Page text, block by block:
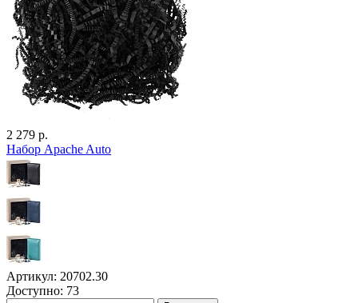
2 279 р.
Набор Apache Auto
Артикул: 20702.30
Доступно: 73